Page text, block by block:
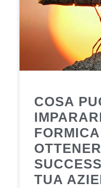
COSA
TUA